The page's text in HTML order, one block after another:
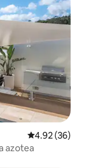
Calificación
4.92 (36)
azotea